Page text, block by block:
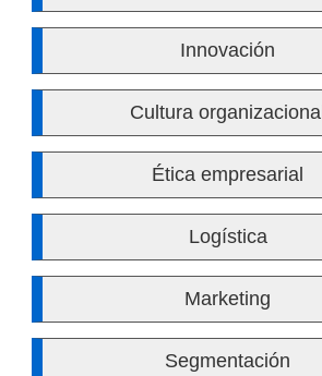
Innovación
Cultura organizacional
Ética empresarial
Logística
Marketing
Segmentación